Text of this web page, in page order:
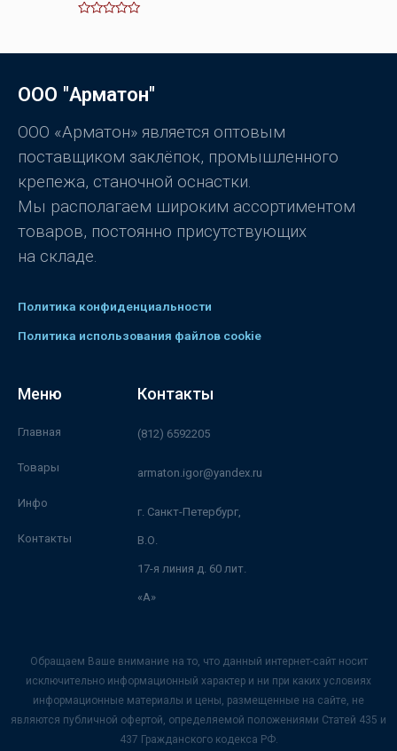
а
5
0
и
5
ООО "Арматон"
ООО «Арматон» является оптовым
поставщиком заклёпок, промышленного
крепежа, станочной оснастки.
Мы располагаем широким ассортиментом
товаров, постоянно присутствующих
на складе.
Политика конфиденциальности
Политика использования файлов cookie
Меню
Главная
Товары
Инфо
Контакты
Контакты
(812) 6592205
armaton.igor@yandex.ru
г. Санкт-Петербург,
В.О.
17-я линия д. 60 лит.
«А»
Обращаем Ваше внимание на то, что данный интернет-сайт носит
исключительно информационный характер и ни при каких условиях
информационные материалы и цены, размещенные на сайте, не
являются публичной офертой, определяемой положениями Статей 435 и
437 Гражданского кодекса РФ.